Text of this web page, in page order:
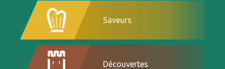
Saveurs
Découvertes